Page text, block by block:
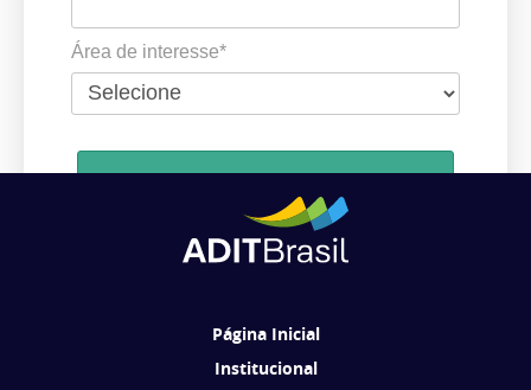
Área de interesse*
Ao se cadastrar, você concorda em receber comunicações da ADIT
Página Inicial
Institucional